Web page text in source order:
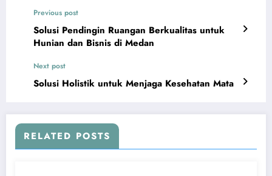
Previous post
Solusi Pendingin Ruangan Berkualitas untuk
Hunian dan Bisnis di Medan
Next post
Solusi Holistik untuk Menjaga Kesehatan Mata
RELATED POSTS